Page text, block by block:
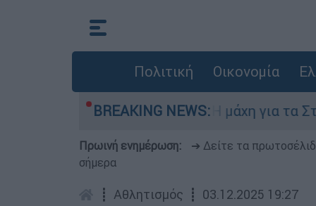
Πολιτική Οικονομία
BREAKING NEWS:
6 Αυγούστου Η μάχη για τα Στενά του
Πρωινή ενημέρωση: ➔ Δείτε τα
σήμερα
┋ Αθλητισμός ┋ 03.12.2025 19:27